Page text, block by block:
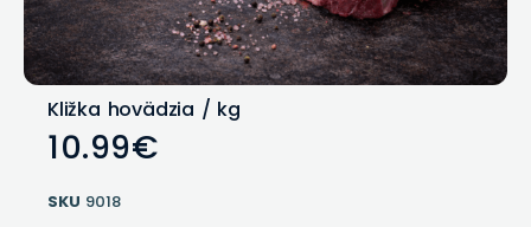
Kližka hovädzia / kg
10.99€
SKU 9018